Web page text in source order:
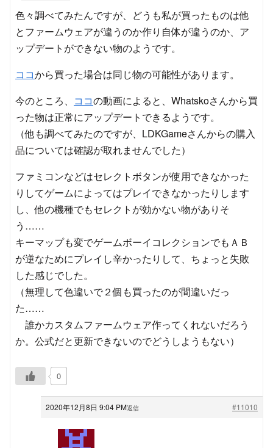
色々調べてみたんですが、どうも私が買ったものは他
とファームウェアが違うのか作り自体が違うのか、ア
ップデートができない物のようです。
ココから買った場合は同じ物の可能性があります。
今のところ、 ココの動画によると、Whatskoさんから買
った物は正常にアップデートできるようです。
（他も調べてみたのですが、LDKGameさんからの購入
品については確認が取れませんでした）
ファミコンなどはセレクトボタンが使用できなかった
りしてゲームによってはプレイできなかったりします
し、他の機種でもセレクトが効かない物がありそ
う……
キーマップも変でゲームボーイコレクションでもＡＢ
が逆なためにプレイし辛かったりして、ちょっと失敗
した感じでした。
（無理して色違いで２個も買ったのが間違いだっ
た……
誰かカスタムファームウェア作ってくれないだろう
か。公式だと更新できないのでどうしようもない）
0
2020年12月8日 9:04 PM #11010
返信